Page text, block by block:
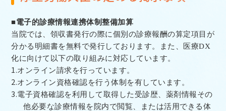
■電子的診療情報連携体制整備加算
当院では、領収書発行の際に個別の診療報酬の算定項目が
分かる明細書を無料で発行しております。また、医療DX
化に向けて以下の取り組みに対応しています。
1.オンライン請求を行っています。
2.オンライン資格確認を行う体制を有しています。
3.電子資格確認を利用して取得した受診歴、薬剤情報その
他必要な診療情報を院内で閲覧、または活用できる体